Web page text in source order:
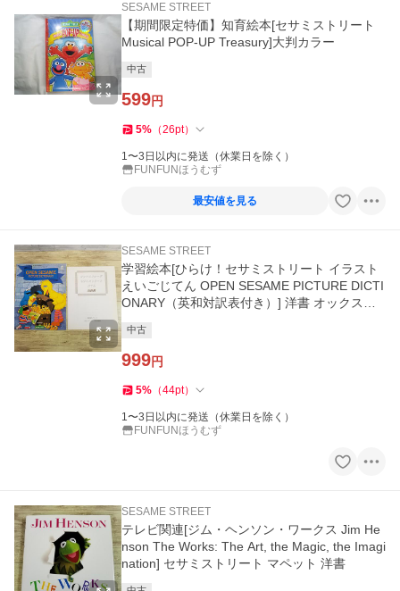
SESAME STREET
【期間限定特価】知育絵本[セサミストリート
Musical POP-UP Treasury]大判カラー
中古
599円
5% （26pt）
1〜3日以内に発送（休業日を除く）
FUNFUNほうむず
最安値を見る
SESAME STREET
学習絵本[ひらけ！セサミストリート イラスト
えいごじてん OPEN SESAME PICTURE DICTI
ONARY（英和対訳表付き）] 洋書 オックスフ
中古
999円
5% （44pt）
1〜3日以内に発送（休業日を除く）
FUNFUNほうむず
SESAME STREET
テレビ関連[ジム・ヘンソン・ワークス Jim He
nson The Works: The Art, the Magic, the Imagi
nation] セサミストリート マペット 洋書